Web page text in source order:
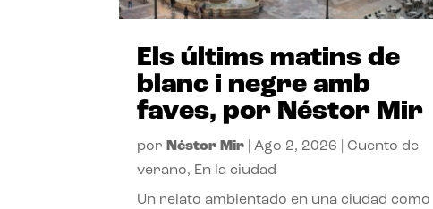
Els últims matins de
blanc i negre amb
faves, por Néstor Mir
por Néstor Mir |Ago 2, 2026 |Cuento de
verano, En la ciudad
Un relato ambientado en una ciudad como